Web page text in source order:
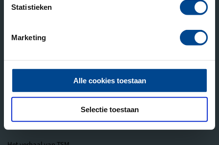
Statistieken
Marketing
Alle cookies toestaan
Selectie toestaan
Leergang Bedrijfskunde
Fast Track Bedrijfskunde
Over ons